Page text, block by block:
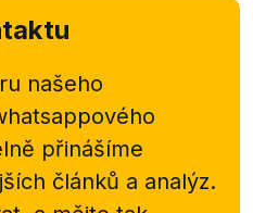
našeho
přinášíme
článků a analýz.